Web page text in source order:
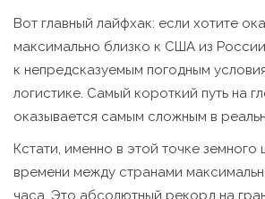
Вот главный лайфхак: если хотите
максимально близко к США из
к непредсказуемым погодным
логистике. Самый короткий путь на
оказывается самым сложным в
Кстати, именно в этой точке
времени между странами
часа. Это абсолютный рекорд на